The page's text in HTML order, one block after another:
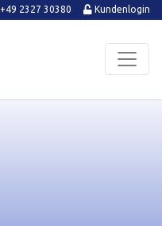
+49 2327 30380 Kundenlogin